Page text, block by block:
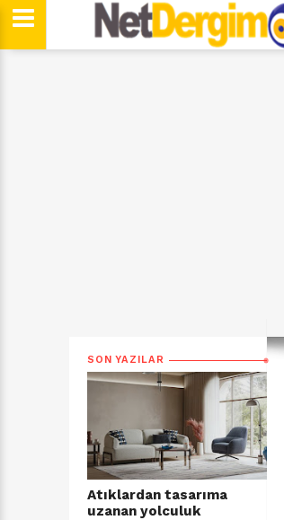
SON YAZILAR
Atıklardan tasarıma
uzanan yolculuk